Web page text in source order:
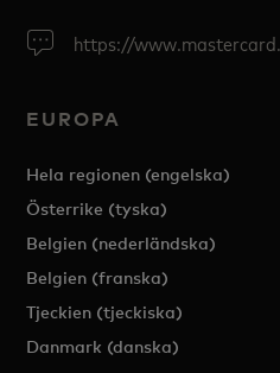
https://
EUROPA
Hela regionen (engelska)
Österrike (tyska)
Belgien (nederländska)
Belgien (franska)
Tjeckien (tjeckiska)
Danmark (danska)